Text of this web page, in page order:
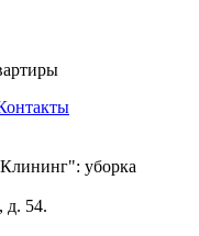
уборка
д. 54.